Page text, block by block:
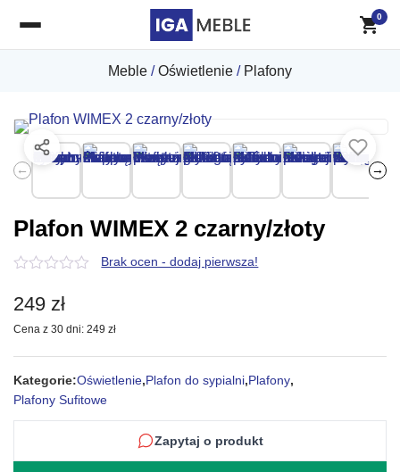
Meble /Oświetlenie / Plafony
← →
Plafon WIMEX 2 czarny/złoty
z
5
Brak ocen - dodaj pierwsza!
249 zł
Cena z 30 dni: 249 zł
Kategorie:Oświetlenie,Plafon do sypialni,Plafony,
Plafony Sufitowe
Zapytaj o produkt
0